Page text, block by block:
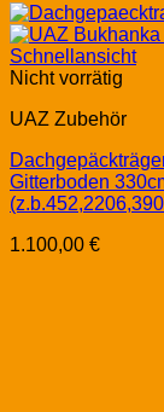
Schnellansicht
Nicht vorrätig
UAZ Zubehör
Gitterboden
1.100,00 €